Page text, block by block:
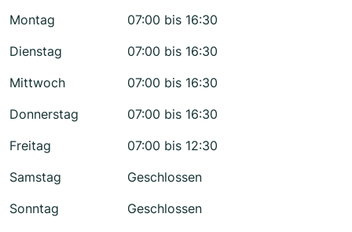
Montag
07:00 bis 16:30
Dienstag
07:00 bis 16:30
Mittwoch
07:00 bis 16:30
Donnerstag
07:00 bis 16:30
Freitag
07:00 bis 12:30
Samstag
Geschlossen
Sonntag
Geschlossen